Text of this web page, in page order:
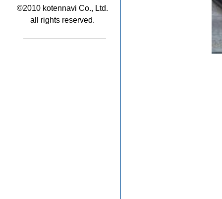
©2010 kotennavi Co., Ltd.
all rights reserved.